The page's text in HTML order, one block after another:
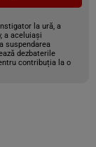
la ură, a
a aceluiași
suspendarea
dezbaterile
contribuția la o